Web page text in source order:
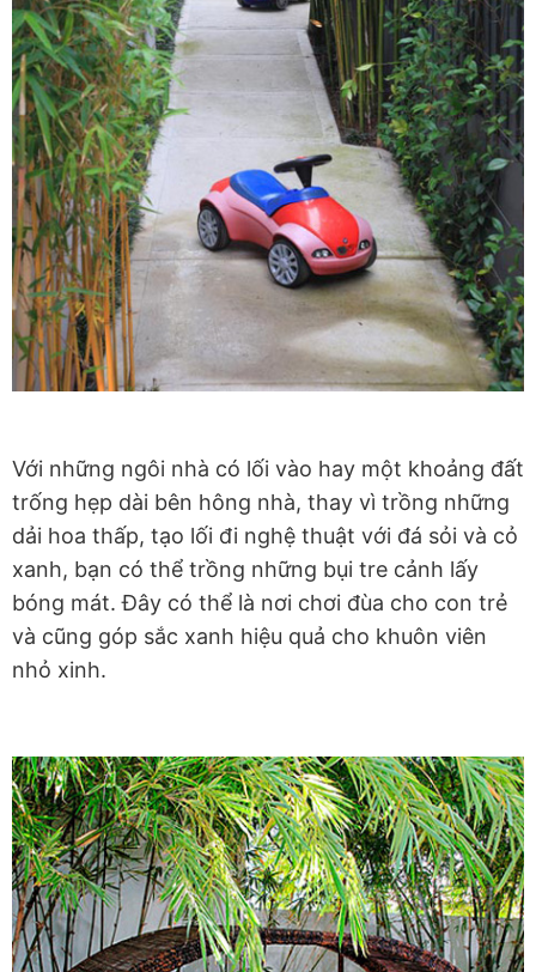
Với những ngôi nhà có lối vào hay một khoảng đất
trống hẹp dài bên hông nhà, thay vì trồng những
dải hoa thấp, tạo lối đi nghệ thuật với đá sỏi và cỏ
xanh, bạn có thể trồng những bụi tre cảnh lấy
bóng mát. Đây có thể là nơi chơi đùa cho con trẻ
và cũng góp sắc xanh hiệu quả cho khuôn viên
nhỏ xinh.